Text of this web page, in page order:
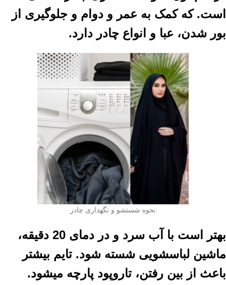
است. که کمک به عمر و دوام و جلوگیری از
بور شدن، عبا و انواع چادر دارد.
نحوه شستشو و نگهداری چادر
بهتر است با آب سرد و در دمای 20 دقیقه،
ماشین لباسشویی شسته شود. تایم بیشتر
باعث از بین رفتن، تاروپود پارچه میشود.